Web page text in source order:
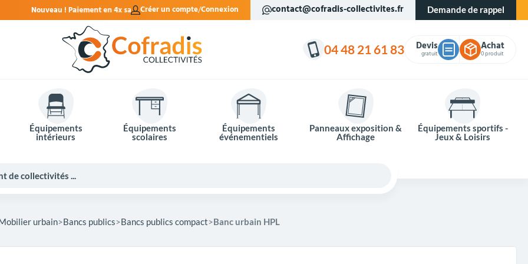
en 4x sans frais. Créer un compte Connexion contact@cofradis-collectivites.fr Demande de rappel
04 48 21 61 83 Devis
gratuit
Achat
0 produit
Équipements
intérieurs
Équipements
scolaires
Équipements
événementiels
Panneaux exposition &
Affichage
Équipements sportifs -
Jeux & Loisirs
urbain Bancs publics Bancs publics compact Banc urbain HPL